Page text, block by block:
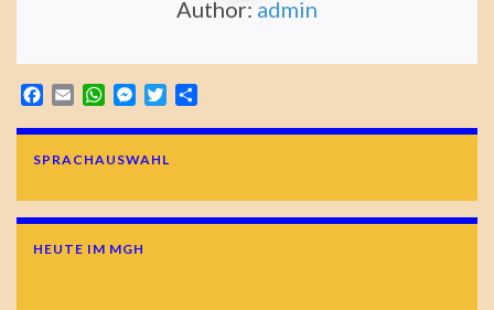
Author: admin
Facebook
Email WhatsApp
Messenger
Twitter
SPRACHAUSWAHL
HEUTE IM MGH